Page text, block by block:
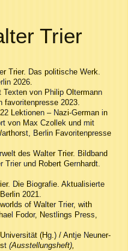
Trier
Trier. Das politische Werk.
2026.
von Philip Oltermann
favoritenpresse 2023.
Lektionen – Nazi-German in
von Max Czollek und mit
Berlin Favoritenpresse
des Walter Trier. Bildband
Trier und Robert Gernhardt.
Die Biografie. Aktualisierte
2021.
of Walter Trier, with
Fodor, Nestlings Press,
(Hg.) / Antje Neuner-
(Ausstellungsheft),